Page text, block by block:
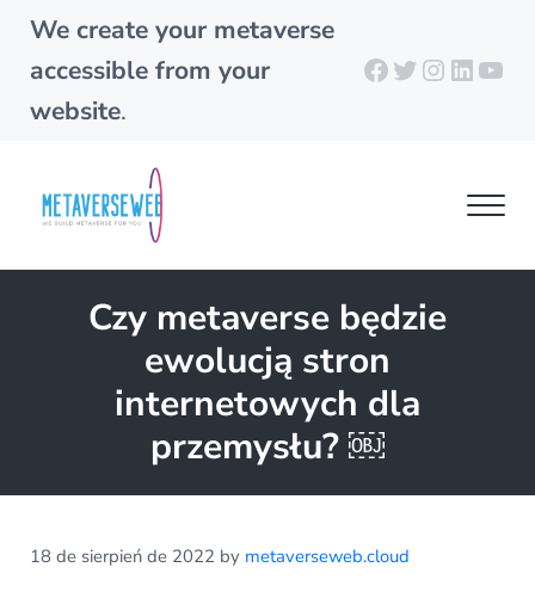
Skip to main content
Skip to header right navigation
Skip to site footer
We create your metaverse
accessible from your
website.
Facebook
Twitter
metaverseweb.cloud
Building your metaverse
Czy metaverse będzie
ewolucją stron
internetowych dla
przemysłu? ￼
18 de sierpień de 2022 by metaverseweb.cloud